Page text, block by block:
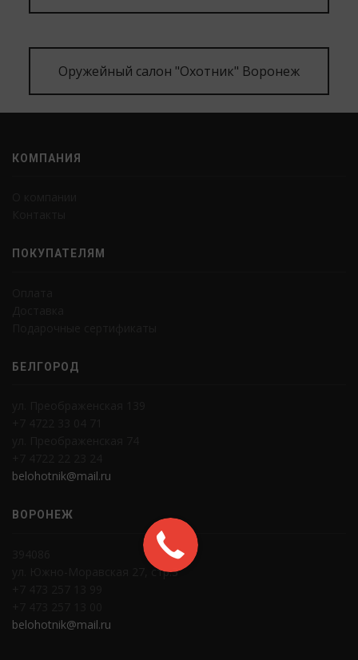
Оружейный салон "Охотник" Воронеж
КОМПАНИЯ
ПОКУПАТЕЛЯМ
БЕЛГОРОД
belohotnik@mail.ru
ВОРОНЕЖ
ул. Южно-Моравская 27, стр.3
belohotnik@mail.ru